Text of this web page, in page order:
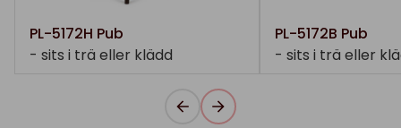
PL-5172H Pub
- sits i trä eller klädd
PL-5172B Pub
- sits i trä eller